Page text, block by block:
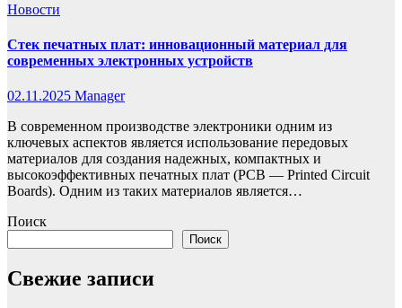
Новости
Стек печатных плат: инновационный материал для
современных электронных устройств
02.11.2025 Manager
В современном производстве электроники одним из
ключевых аспектов является использование передовых
материалов для создания надежных, компактных и
высокоэффективных печатных плат (PCB — Printed Circuit
Boards). Одним из таких материалов является…
Поиск
Поиск
Свежие записи